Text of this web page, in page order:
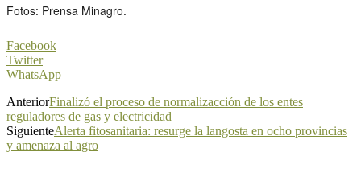
Fotos: Prensa Minagro.
Facebook
Twitter
WhatsApp
AnteriorFinalizó el proceso de normalizacción de los entes
reguladores de gas y electricidad
SiguienteAlerta fitosanitaria: resurge la langosta en ocho provincias
y amenaza al agro